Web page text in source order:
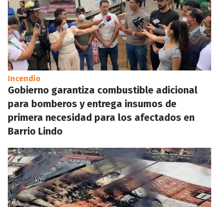
Incendio
Gobierno garantiza combustible adicional
para bomberos y entrega insumos de
primera necesidad para los afectados en
Barrio Lindo